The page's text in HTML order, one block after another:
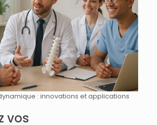
: innovations et applications
vos